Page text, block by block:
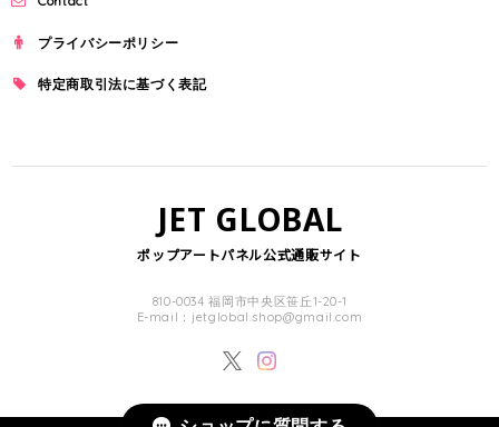
プライバシーポリシー
特定商取引法に基づく表記
JET GLOBAL
ポップアートパネル公式通販サイト
810-0034 福岡市中央区笹丘1-20-1
E-mail： jetglobal.shop@gmail.com